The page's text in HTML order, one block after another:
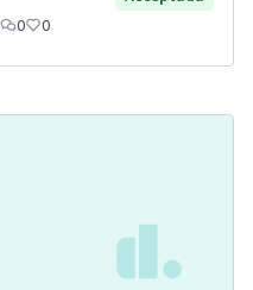
0 0